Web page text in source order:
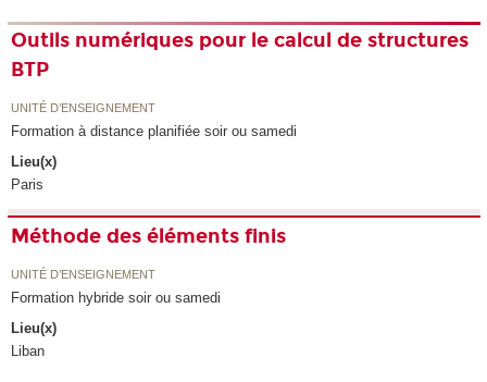
Outils numériques pour le calcul de structures
BTP
UNITÉ D’ENSEIGNEMENT
Formation à distance planifiée soir ou samedi
Lieu(x)
Paris
Méthode des éléments finis
UNITÉ D’ENSEIGNEMENT
Formation hybride soir ou samedi
Lieu(x)
Liban